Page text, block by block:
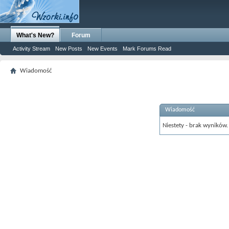
What's New?
Activity Stream New Posts New Events Mark Forums Read
Forum
Wiadomość
Wiadomość
Niestety - brak wyników.